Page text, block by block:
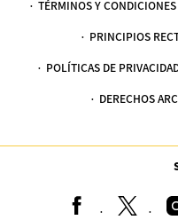
TÉRMINOS Y
PRINCIPIOS
POLÍTICAS DE
DERECHOS